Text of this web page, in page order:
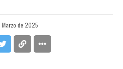
Marzo de 2025